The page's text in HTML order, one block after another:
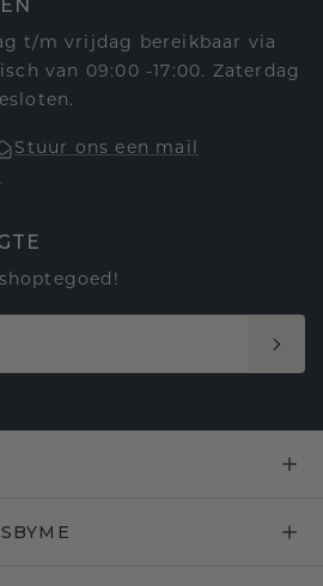
t/m vrijdag bereikbaar via
van 09:00 -17:00. Zaterdag
Stuur ons een mail